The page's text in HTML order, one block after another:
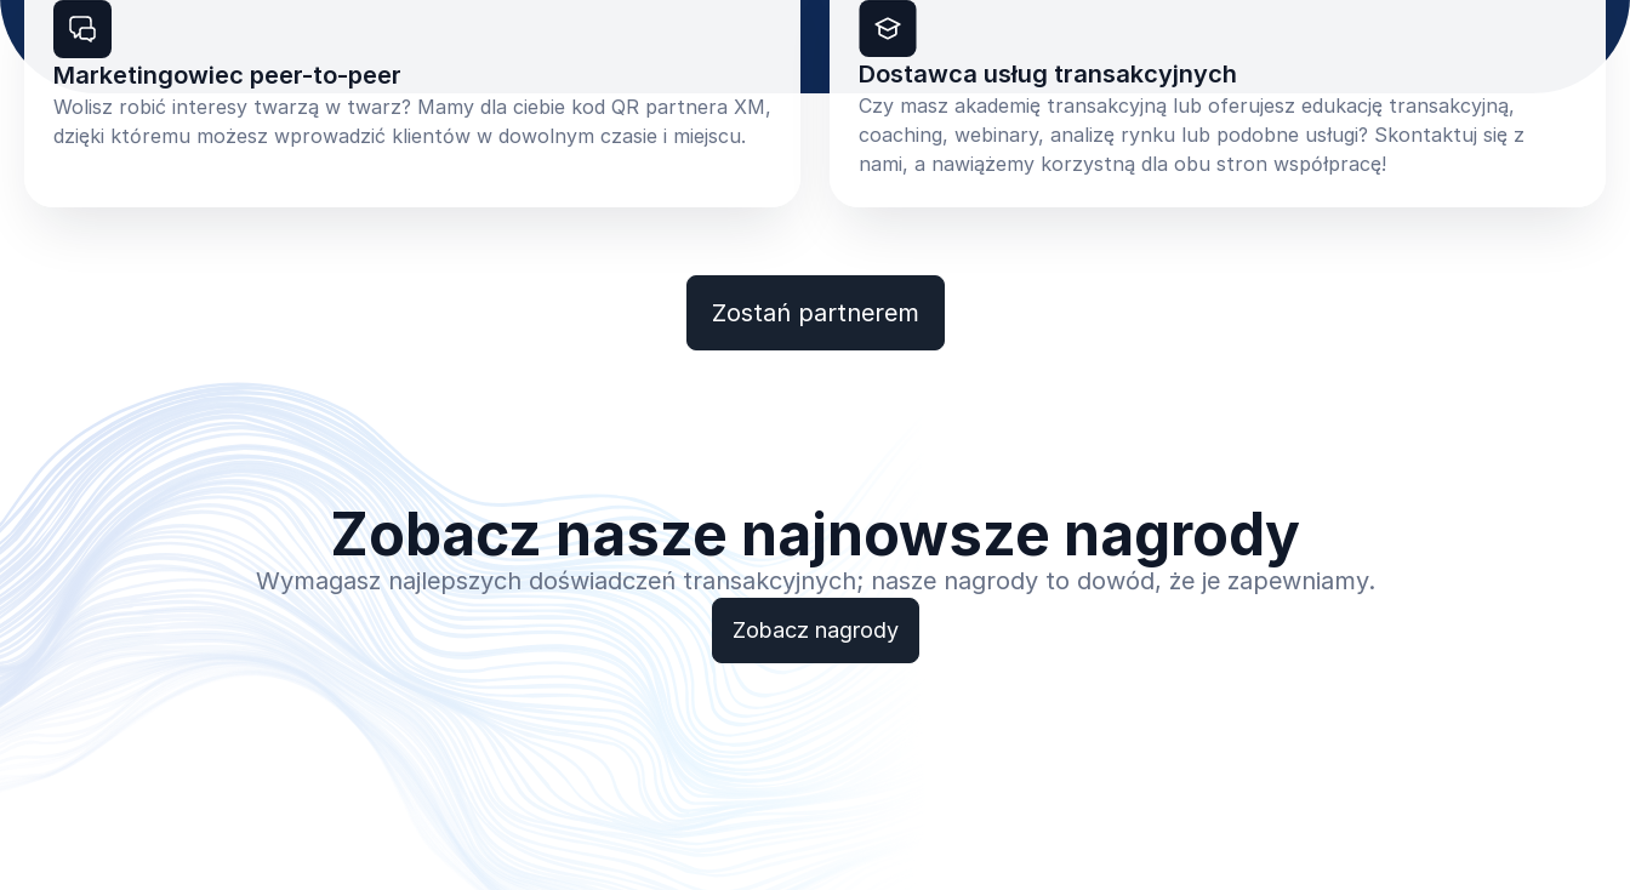
Marketingowiec peer-to-peer
Wolisz robić interesy twarzą w twarz? Mamy dla ciebie kod QR partnera XM,
dzięki któremu możesz wprowadzić klientów w dowolnym czasie i miejscu.
Dostawca usług transakcyjnych
Czy masz akademię transakcyjną lub oferujesz edukację transakcyjną,
coaching, webinary, analizę rynku lub podobne usługi? Skontaktuj się z
nami, a nawiążemy korzystną dla obu stron współpracę!
Zostań partnerem
Zobacz nasze najnowsze nagrody
Wymagasz najlepszych doświadczeń transakcyjnych; nasze nagrody to dowód, że je zapewniamy.
Zobacz nagrody